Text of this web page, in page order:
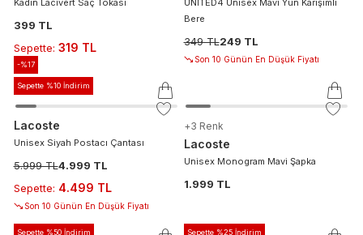
Kadın Lacivert Saç Tokası
399 TL
Sepette: 319 TL
UNITED4 Unisex Mavi Yün Karışımlı
Bere
349 TL249 TL
Son 10 Günün En Düşük Fiyatı
-%17
Sepette %10 İndirim
Lacoste
Unisex Siyah Postacı Çantası
5.999 TL4.999 TL
Sepette: 4.499 TL
Son 10 Günün En Düşük Fiyatı
+3 Renk
Lacoste
Unisex Monogram Mavi Şapka
1.999 TL
Sepette %50 İndirim Sepette %25 İndirim